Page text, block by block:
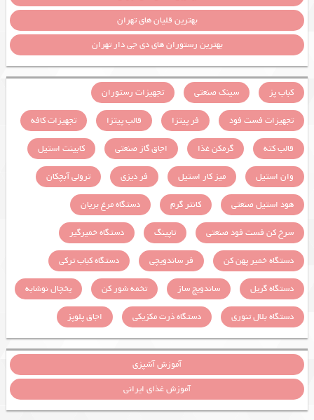
بهترین قلیان های تهران
بهترین رستوران های دی جی دار تهران
کباب پز سینک صنعتی
تجهیزات رستوران
تجهیزات فست فود
فر پیتزا قالب پیتزا
تجهیزات کافه
قالب کته
گرمکن غذا اجاق گاز صنعتی
کابینت استیل
وان استیل
میز کار استیل فر دیزی
ترولی آبچکان
هود استیل صنعتی
کانتر گرم
دستگاه مرغ بریان
سرخ کن فست فود صنعتی
تاپینگ
دستگاه خمیرگیر
دستگاه خمیر پهن کن
فر ساندویچی
دستگاه کباب ترکی
دستگاه گریل
ساندویچ ساز تخمه شور کن
یخچال نوشابه
دستگاه بلال تنوری
دستگاه ذرت مکزیکی اجاق پلوپز
آموزش آشپزی
آموزش غذای ایرانی